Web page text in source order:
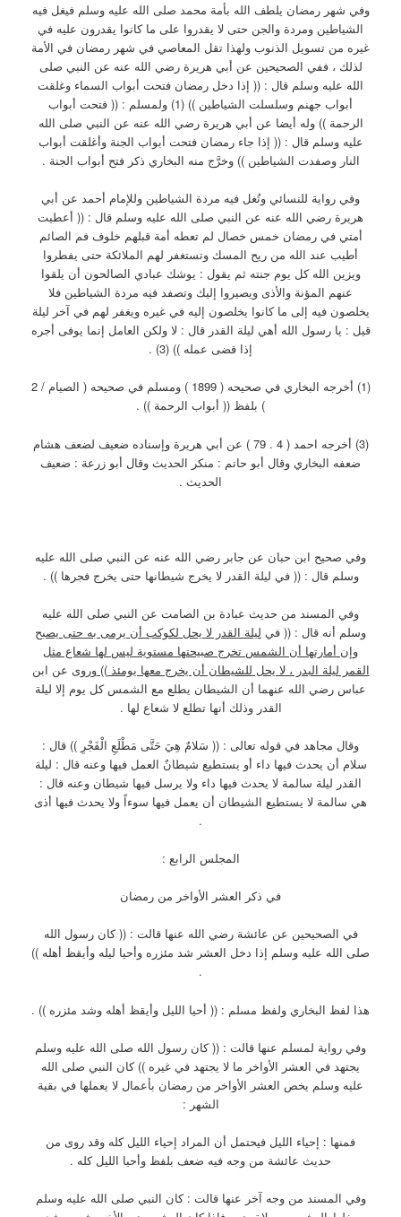
وفي شهر رمضان يلطف الله بأمة محمد صلى الله عليه وسلم فيغل فيه
الشياطين ومردة والجن حتى لا يقدروا على ما كانوا يقدرون عليه في
غيره من تسويل الذنوب ولهذا تقل المعاصي في شهر رمضان في الأمة
لذلك ، ففي الصحيحين عن أبي هريرة رضي الله عنه عن النبي صلى
الله عليه وسلم قال : (( إذا دخل رمضان فتحت أبواب السماء وغلقت
أبواب جهنم وسلسلت الشياطين )) (1) ولمسلم : (( فتحت أبواب
الرحمة )) وله أيضا عن أبي هريرة رضي الله عنه عن النبي صلى الله
عليه وسلم قال : (( إذا جاء رمضان فتحت أبواب الجنة وأغلقت أبواب
النار وصفدت الشياطين )) وخرَّج منه البخاري ذكر فتح أبواب الجنة .
وفي رواية للنسائي وتُغل فيه مردة الشياطين وللإمام أحمد عن أبي
هريرة رضي الله عنه عن النبي صلى الله عليه وسلم قال : (( أعطيت
أمتي في رمضان خمس خصال لم تعطه أمة قبلهم خلوف فم الصائم
أطيب عند الله من ريح المسك وتستغفر لهم الملائكة حتى يفطروا
ويزين الله كل يوم جنته ثم يقول : يوشك عبادي الصالحون أن يلقوا
عنهم المؤنة والأذى ويصيروا إليك وتصفد فيه مردة الشياطين فلا
يخلصون فيه إلى ما كانوا يخلصون إليه في غيره ويغفر لهم في آخر ليلة
قيل : يا رسول الله أهي ليلة القدر قال : لا ولكن العامل إنما يوفى أجره
إذا قضى عمله )) (3) .
(1) أخرجه البخاري في صحيحه ( 1899 ) ومسلم في صحيحه ( الصيام / 2
) بلفظ (( أبواب الرحمة )) .
(3) أخرجه احمد ( 4 . 79 ) عن أبي هريرة وإسناده ضعيف لضعف هشام
ضعفه البخاري وقال أبو حاتم : منكر الحديث وقال أبو زرعة : ضعيف
الحديث .
وفي صحيح ابن حبان عن جابر رضي الله عنه عن النبي صلى الله عليه
وسلم قال : (( في ليلة القدر لا يخرج شيطانها حتى يخرج فجرها )) .
وفي المسند من حديث عبادة بن الصامت عن النبي صلى الله عليه
وسلم أنه قال : (( في ليلة القدر لا يحل لكوكب أن يرمى به حتى يصبح
وإن أمارتها أن الشمس تخرج صبيحتها مستوية ليس لها شعاع مثل
القمر ليلة البدر ، لا يحل للشيطان أن يخرج معها يومئذ ))وروى عن ابن
عباس رضي الله عنهما أن الشيطان يطلع مع الشمس كل يوم إلا ليلة
القدر وذلك أنها تطلع لا شعاع لها .
وقال مجاهد في قوله تعالى : (( سَلامٌ هِيَ حَتَّى مَطْلَعِ الْفَجْرِ )) قال :
سلام أن يحدث فيها داء أو يستطيع شيطانٌ العمل فيها وعنه قال : ليلة
القدر ليلة سالمة لا يحدث فيها داء ولا يرسل فيها شيطان وعنه قال :
هي سالمة لا يستطيع الشيطان أن يعمل فيها سوءاً ولا يحدث فيها أذى
.
المجلس الرابع :
في ذكر العشر الأواخر من رمضان
في الصحيحين عن عائشة رضي الله عنها قالت : (( كان رسول الله
صلى الله عليه وسلم إذا دخل العشر شد مئزره وأحيا ليله وأيقظ أهله ))
.
هذا لفظ البخاري ولفظ مسلم : (( أحيا الليل وأيقظ أهله وشد مئزره )) .
وفي رواية لمسلم عنها قالت : (( كان رسول الله صلى الله عليه وسلم
يجتهد في العشر الأواخر ما لا يجتهد في غيره )) كان النبي صلى الله
عليه وسلم يخص العشر الأواخر من رمضان بأعمال لا يعملها في بقية
الشهر :
فمنها : إحياء الليل فيحتمل أن المراد إحياء الليل كله وقد روى من
حديث عائشة من وجه فيه ضعف بلفظ وأحيا الليل كله .
وفي المسند من وجه آخر عنها قالت : كان النبي صلى الله عليه وسلم